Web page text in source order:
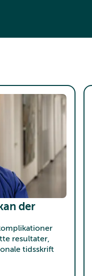
der
resultater,
tidsskrift